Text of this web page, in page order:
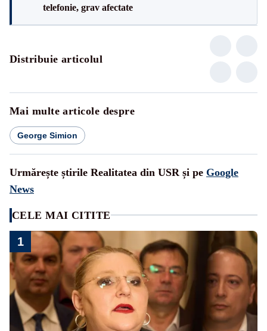
telefonie, grav afectate
Distribuie articolul
Mai multe articole despre
George Simion
Urmărește știrile Realitatea din USR și pe Google
News
CELE MAI CITITE
1